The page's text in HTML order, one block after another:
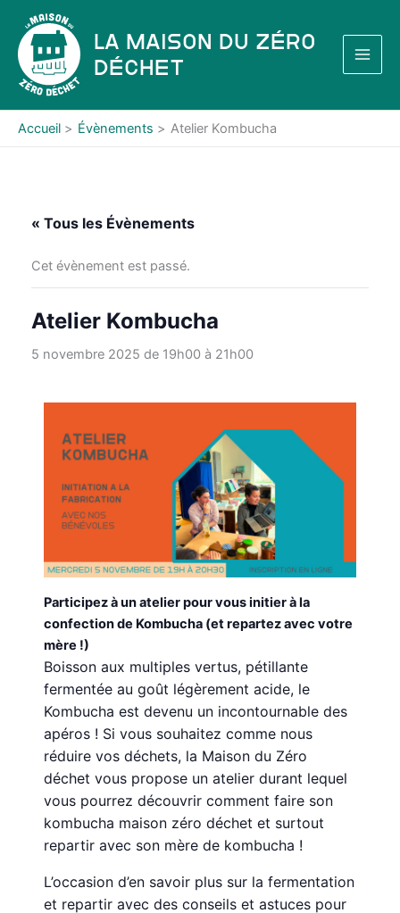
contenu
La Maison du Zéro
Déchet
Accueil Évènements Atelier Kombucha
« Tous les Évènements
Cet évènement est passé.
Atelier Kombucha
5 novembre 2025 de 19h00à 21h00
Participez à un atelier pour vous initier à la
confection de Kombucha (et repartez avec votre
mère !)
Boisson aux multiples vertus, pétillante
fermentée au goût légèrement acide, le
Kombucha est devenu un incontournable des
apéros ! Si vous souhaitez comme nous
réduire vos déchets, la Maison du Zéro
déchet vous propose un atelier durant lequel
vous pourrez découvrir comment faire son
kombucha maison zéro déchet et surtout
repartir avec son mère de kombucha !
L’occasion d’en savoir plus sur la fermentation
et repartir avec des conseils et astuces pour